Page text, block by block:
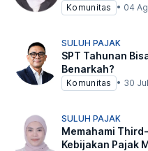
Komunitas • 04
SULUH PAJAK
SPT Tahunan
Benarkah?
Komunitas • 30
SULUH PAJAK
Memahami
Kebijakan Pajak